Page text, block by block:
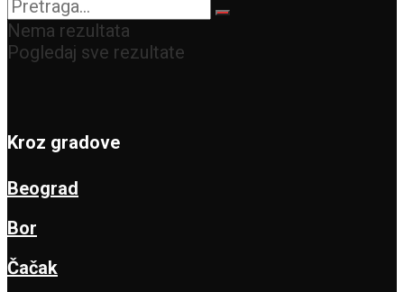
Nema rezultata
Pogledaj sve rezultate
Kroz gradove
Beograd
Bor
Čačak